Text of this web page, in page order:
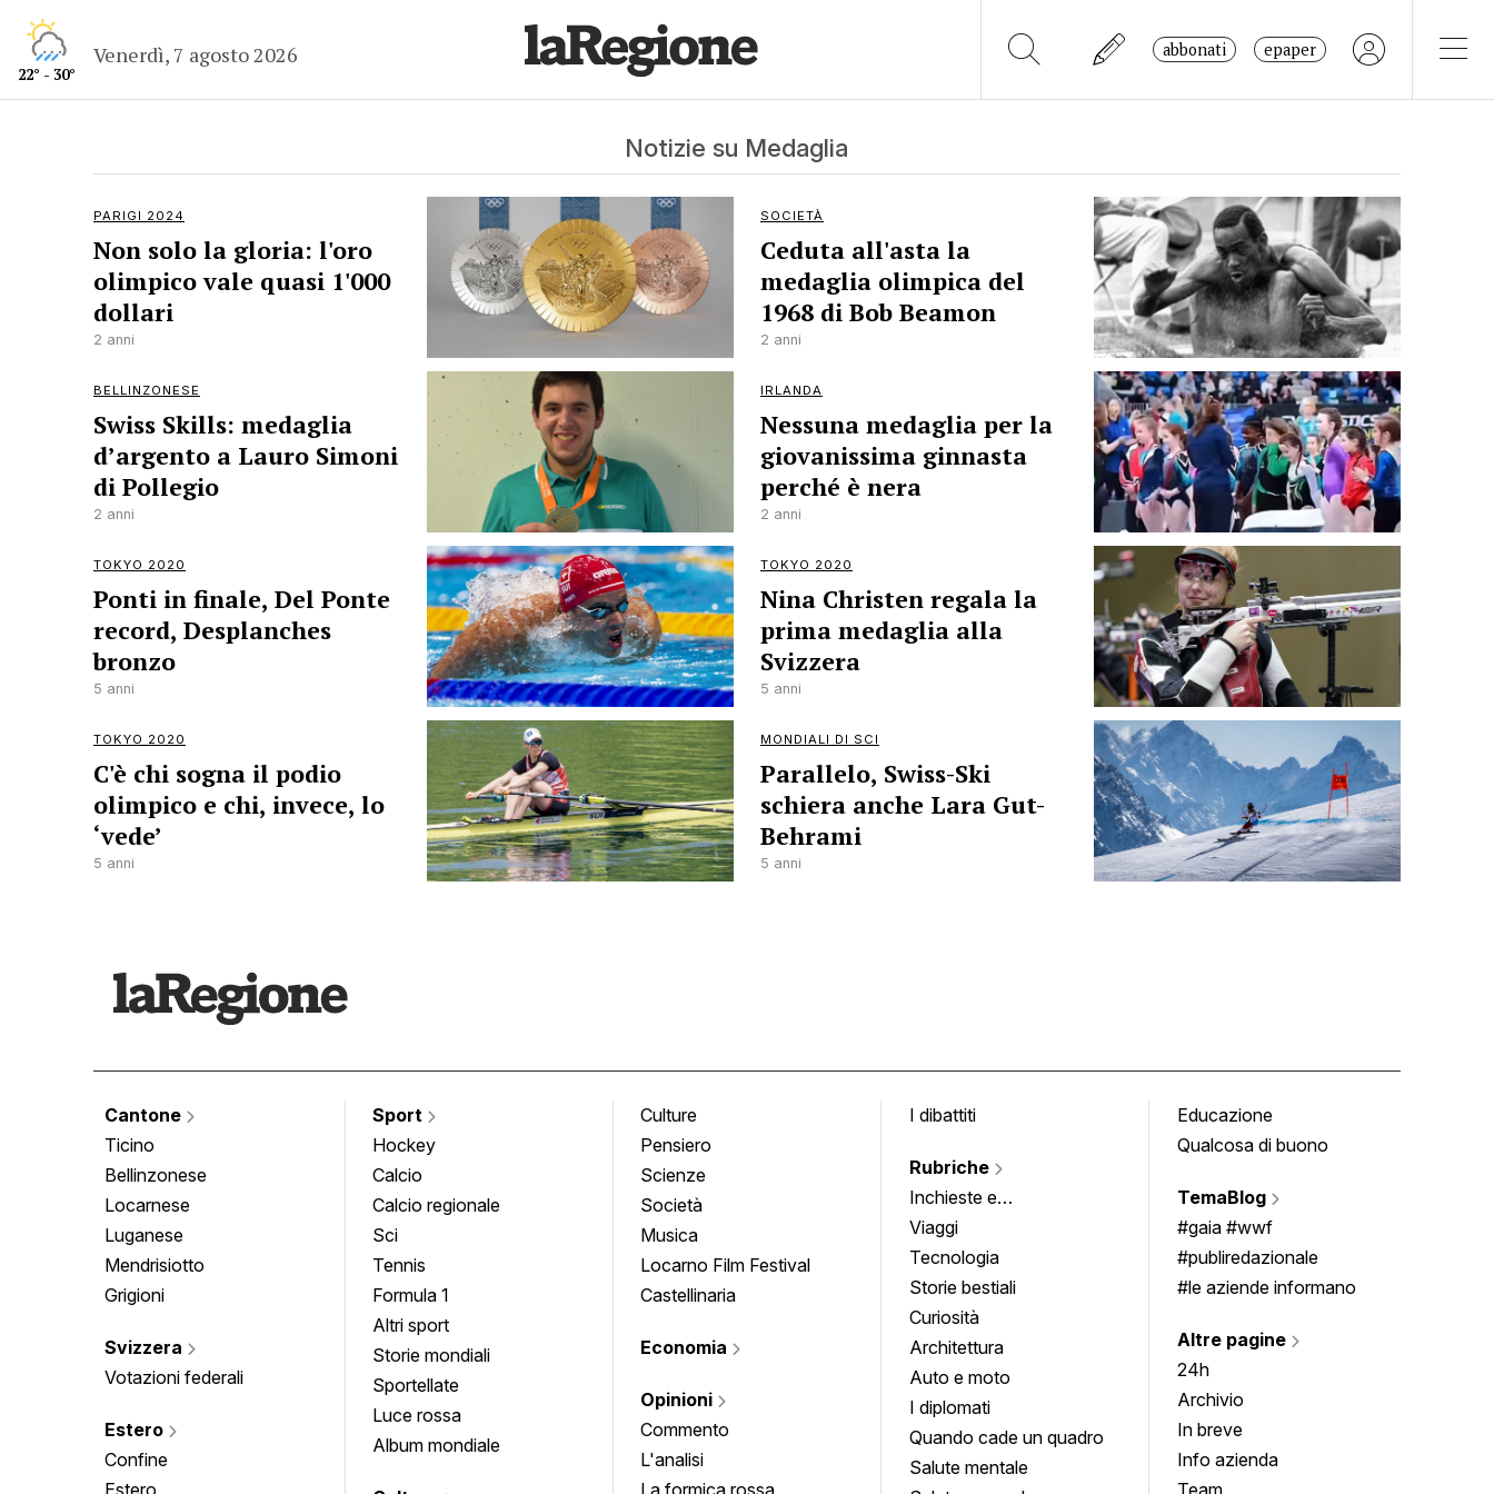
22° - 30°
Venerdì, 7 agosto 2026 abbonati epaper
Notizie su Medaglia
PARIGI 2024
Non solo la gloria: l'oro
olimpico vale quasi 1'000
dollari
2 anni
SOCIETÀ
Ceduta all'asta la
medaglia olimpica del
1968 di Bob Beamon
2 anni
BELLINZONESE
Swiss Skills: medaglia
d’argento a Lauro Simoni
di Pollegio
2 anni
IRLANDA
Nessuna medaglia per la
giovanissima ginnasta
perché è nera
2 anni
TOKYO 2020
Ponti in finale, Del Ponte
record, Desplanches
bronzo
5 anni
TOKYO 2020
Nina Christen regala la
prima medaglia alla
Svizzera
5 anni
TOKYO 2020
C'è chi sogna il podio
olimpico e chi, invece, lo
‘vede’
5 anni
MONDIALI DI SCI
Parallelo, Swiss-Ski
schiera anche Lara Gut-
Behrami
5 anni
Cantone
Ticino
Bellinzonese
Locarnese
Luganese
Mendrisiotto
Grigioni
Svizzera
Votazioni federali
Estero
Confine
Estero
Sport
Hockey
Calcio
Calcio regionale
Sci
Tennis
Formula 1
Altri sport
Storie mondiali
Sportellate
Luce rossa
Album mondiale
Culture
Pensiero
Scienze
Società
Musica
Locarno Film Festival
Castellinaria
Economia
Opinioni
Commento
L'analisi
La formica rossa
I dibattiti
Rubriche
Inchieste e
approfondimenti
Viaggi
Tecnologia
Storie bestiali
Curiosità
Architettura
Auto e moto
I diplomati
Quando cade un quadro
Salute mentale
Educazione
Qualcosa di buono
TemaBlog
#gaia #wwf
#publiredazionale
#le aziende informano
Altre pagine
24h
Archivio
In breve
Info azienda
Team